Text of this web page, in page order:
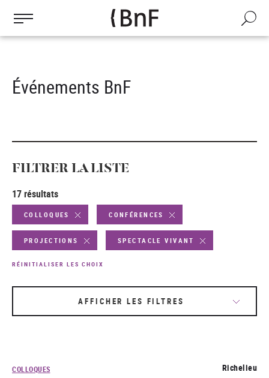
contenu
Recherche
Événements BnF
FILTRER LA LISTE
17 résultats
COLLOQUES CONFÉRENCES
PROJECTIONS SPECTACLE VIVANT
RÉINITIALISER LES CHOIX
AFFICHER LES FILTRES
COLLOQUES Richelieu